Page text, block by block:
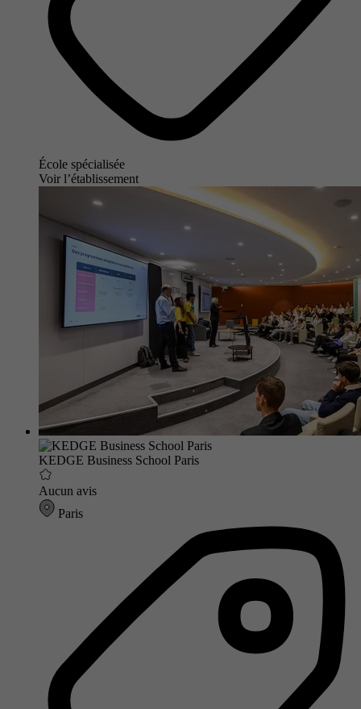
École spécialisée
Voir l’établissement
KEDGE Business School Paris
Aucun avis
Paris